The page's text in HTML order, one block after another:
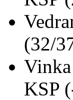
(32/
KSP